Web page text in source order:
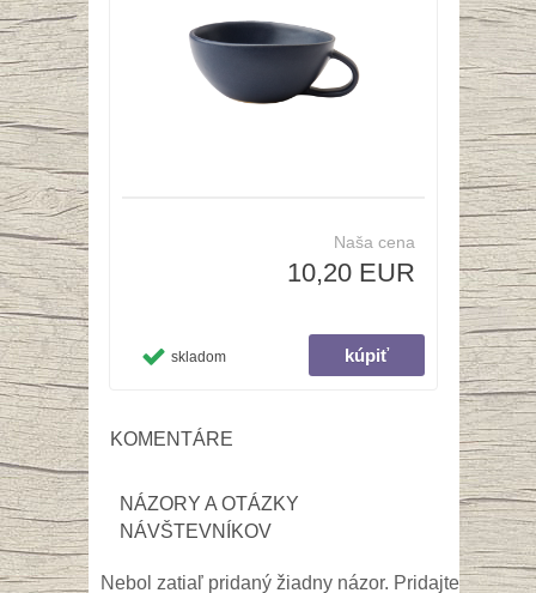
Naša cena
10,20 EUR
skladom
KOMENTÁRE
NÁZORY A OTÁZKY
NÁVŠTEVNÍKOV
Nebol zatiaľ pridaný žiadny názor. Pridajte